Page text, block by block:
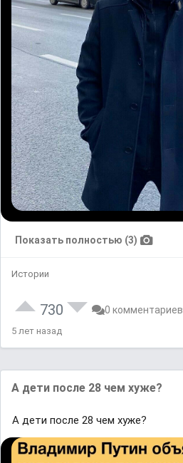
Показать полностью (3)
Истории
730 0 комментариев
5 лет назад
А дети после 28 чем хуже?
А дети после 28 чем хуже?